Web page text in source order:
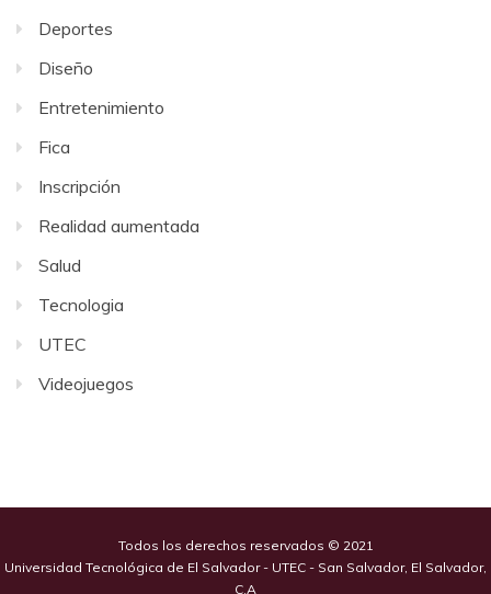
Deportes
Diseño
Entretenimiento
Fica
Inscripción
Realidad aumentada
Salud
Tecnologia
UTEC
Videojuegos
Todos los derechos reservados © 2021
Universidad Tecnológica de El Salvador - UTEC - San Salvador, El Salvador,
C.A